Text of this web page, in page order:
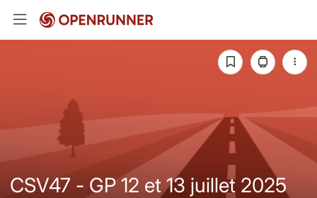
CSV47 - GP 12 et 13 juillet 2025